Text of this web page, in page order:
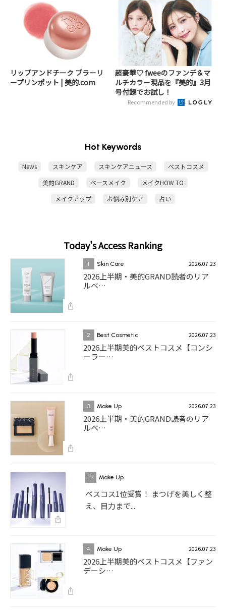
リップアンドチーク ブラーリ
ープリンポット | 美的.com
超豪華♡ fweeのファンデ＆マ
ルチカラー現品を『美的』3月
号付録でお試し！
Recommended by
Hot Keywords
News スキンケア スキンケアニュース
ベストコスメ
美的GRAND
ベースメイク
メイクHOW TO
メイクアップ
お悩み別ケア 占い
Today's Access Ranking
1 Skin Care 2026.07.23
2026上半期・美的GRAND読者のリア
ルベ…
2 Best Cosmetic 2026.07.23
2026上半期美的ベストコスメ【コンシ
ーラー…
3 Make Up 2026.07.23
2026上半期・美的GRAND読者のリア
ルベ…
Make Up
ベスコス1位受賞！ まつげを美しく整
え、目力まで...
4 Make Up 2026.07.23
2026上半期美的ベストコスメ【ファン
デーシ…